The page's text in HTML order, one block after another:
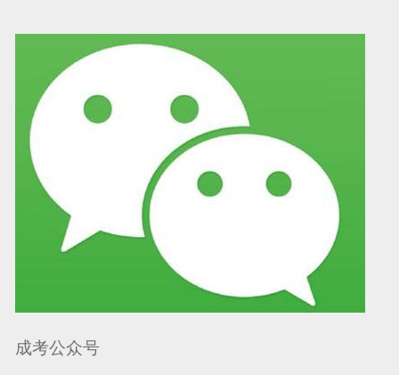
可信网站信用评 网络警察提醒你 诚信网站
成考公众号